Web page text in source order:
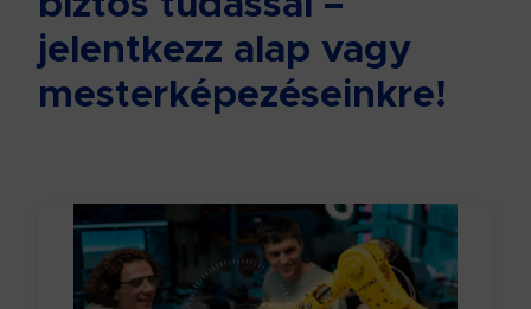
jelentkezz alap vagy
mesterképezéseinkre!